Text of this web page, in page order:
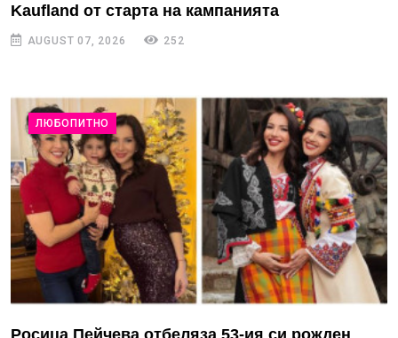
Kaufland от старта на кампанията
AUGUST 07, 2026 252
ЛЮБОПИТНО